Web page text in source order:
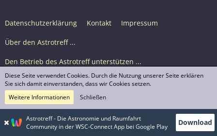
Datenschutzerklärung Kontakt Impressum
Über den Astrotreff ...
Den Betrieb des Astrotreff unterstützen ...
Nutzungsbedingungen
© Astrotreff 2001-2026, lizenziert unter CC BY-SA,
sofern für einzelne Inhalte nicht anders angegeben
Astrotreff - Die Astronomie und Raumfahrt
Community in der WSC-Connect App bei Google Play
Download
Diese Seite verwendet Cookies. Durch die Nutzung unserer Seite erklären
Sie sich damit einverstanden, dass wir Cookies setzen.
Weitere Informationen
Schließen